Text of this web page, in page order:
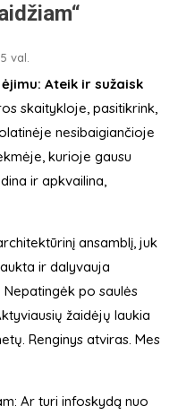
val.
Ateik ir sužaisk
skaitykloje, pasitikrink,
nesibaigiančioje
kurioje gausu
ir apkvailina,
ansamblį, juk
ir dalyvauja
po saulės
žaidėjų laukia
Renginys atviras. Mes
Ar turi infoskydą nuo